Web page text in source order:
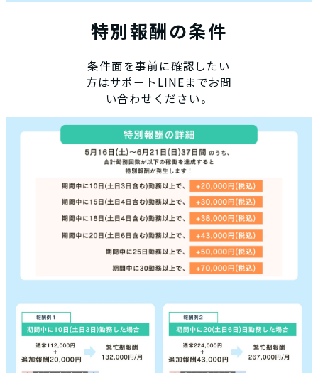
特別報酬の条件
条件面を事前に確認したい
方はサポートLINEまでお問
い合わせください。